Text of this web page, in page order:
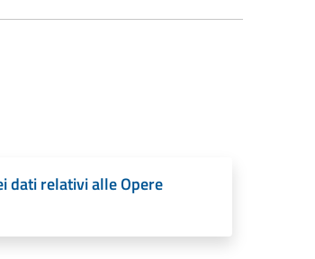
dati relativi alle Opere